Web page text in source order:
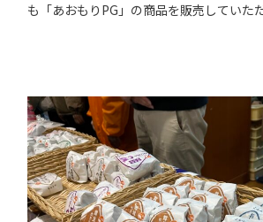
も「あおもりPG」の商品を販売していた